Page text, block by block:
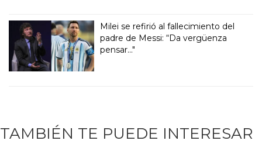
Milei se refirió al fallecimiento del
padre de Messi: “Da vergüenza
pensar..."
TAMBIÉN TE PUEDE INTERESAR